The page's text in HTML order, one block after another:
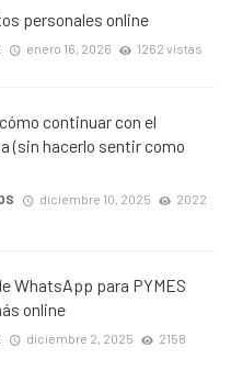
personales online
enero 16, 2026 1262 vistas
continuar con el
(sin hacerlo sentir como
diciembre 10, 2025
2022
WhatsApp para PYMES
online
diciembre 2, 2025
2158